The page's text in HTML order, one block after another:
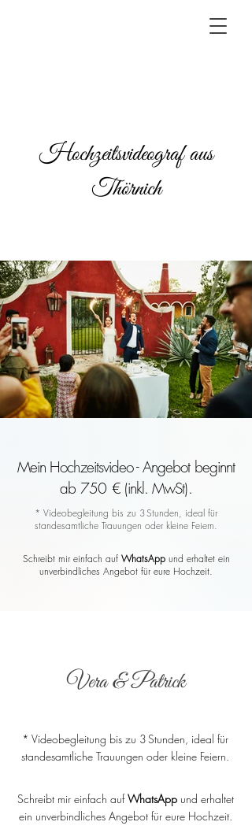
Hochzeitsvideograf aus
Thörnich
Mein Hochzeitsvideo - Angebot beginnt
ab 750 € (inkl. MwSt).
* Videobegleitung bis zu 3 Stunden, ideal für
standesamtliche Trauungen oder kleine Feiern.
Schreibt mir einfach auf WhatsAppund erhaltet ein
unverbindliches Angebot für eure Hochzeit.
Vera & Patrick
* Videobegleitung bis zu 3 Stunden, ideal für
standesamtliche Trauungen oder kleine Feiern.
Schreibt mir einfach aufWhatsAppund erhaltet
ein unverbindliches Angebot für eure Hochzeit.